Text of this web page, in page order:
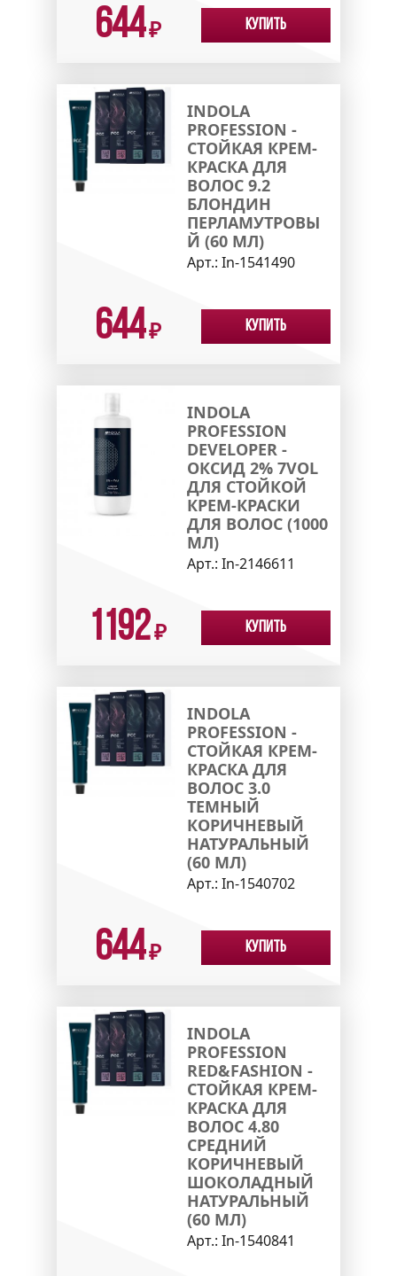
644₽ Купить
INDOLA
PROFESSION -
СТОЙКАЯ КРЕМ-
КРАСКА ДЛЯ
ВОЛОС 9.2
БЛОНДИН
ПЕРЛАМУТРОВЫ
Й (60 МЛ)
Арт.: In-1541490
644₽ Купить
INDOLA
PROFESSION
DEVELOPER -
ОКСИД 2% 7VOL
ДЛЯ СТОЙКОЙ
КРЕМ-КРАСКИ
ДЛЯ ВОЛОС (1000
МЛ)
Арт.: In-2146611
1192₽ Купить
INDOLA
PROFESSION -
СТОЙКАЯ КРЕМ-
КРАСКА ДЛЯ
ВОЛОС 3.0
ТЕМНЫЙ
КОРИЧНЕВЫЙ
НАТУРАЛЬНЫЙ
(60 МЛ)
Арт.: In-1540702
644₽ Купить
INDOLA
PROFESSION
RED&FASHION -
СТОЙКАЯ КРЕМ-
КРАСКА ДЛЯ
ВОЛОС 4.80
СРЕДНИЙ
КОРИЧНЕВЫЙ
ШОКОЛАДНЫЙ
НАТУРАЛЬНЫЙ
(60 МЛ)
Арт.: In-1540841